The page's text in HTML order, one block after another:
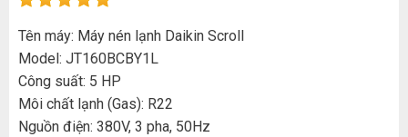
Tên máy: Máy nén lạnh Daikin Scroll
Model: JT160BCBY1L
Công suất: 5 HP
Môi chất lạnh (Gas): R22
Nguồn điện: 380V, 3 pha, 50Hz